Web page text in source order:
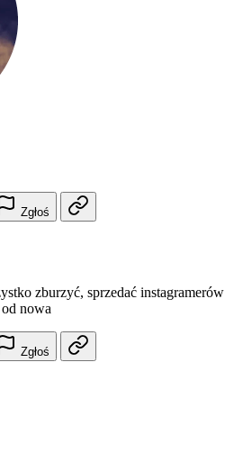
Zgłoś
zburzyć, sprzedać instagramerów
nowa
Zgłoś